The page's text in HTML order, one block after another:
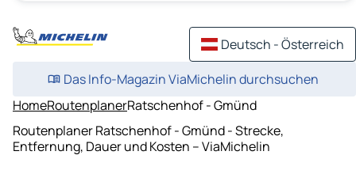
Deutsch - Österreich
Das Info-Magazin ViaMichelin durchsuchen
HomeRoutenplanerRatschenhof - Gmünd
Routenplaner Ratschenhof - Gmünd - Strecke,
Entfernung, Dauer und Kosten – ViaMichelin